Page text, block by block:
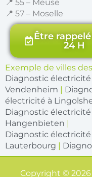
📍 57 – Moselle
Être
24 H
Exemple de villes
Diagnostic électricité
Vendenheim |
électricité à
Diagnostic électricité
Hangenbieten |
Diagnostic électricité
Lauterbourg |
Copyright ©